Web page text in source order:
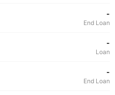
-
End Loan
-
Loan
-
End Loan